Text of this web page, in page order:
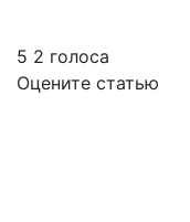
5 2 голоса
Оцените статью